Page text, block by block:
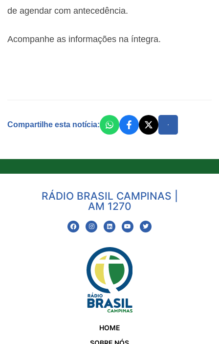
de agendar com antecedência.
Acompanhe as informações na íntegra.
Compartilhe esta notícia:
RÁDIO BRASIL CAMPINAS |
AM 1270
HOME